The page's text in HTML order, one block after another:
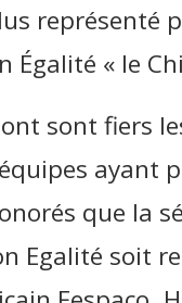
représenté
« le
sont fiers
ayant
que la
Egalité soit